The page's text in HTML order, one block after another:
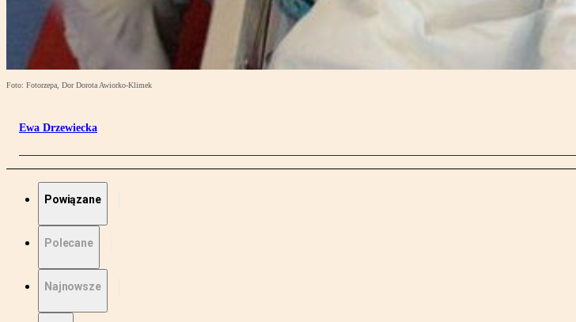
Foto: Fotorzepa, Dor Dorota Awiorko-Klimek
Ewa Drzewiecka
Powiązane
Polecane
Najnowsze